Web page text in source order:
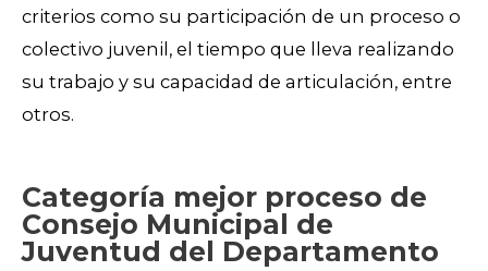
criterios como su participación de un proceso o
colectivo juvenil, el tiempo que lleva realizando
su trabajo y su capacidad de articulación, entre
otros.
Categoría mejor proceso de
Consejo Municipal de
Juventud del Departamento